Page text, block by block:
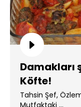
Damakları
Köfte!
Tahsin Şef,
Mutfaktaki ...